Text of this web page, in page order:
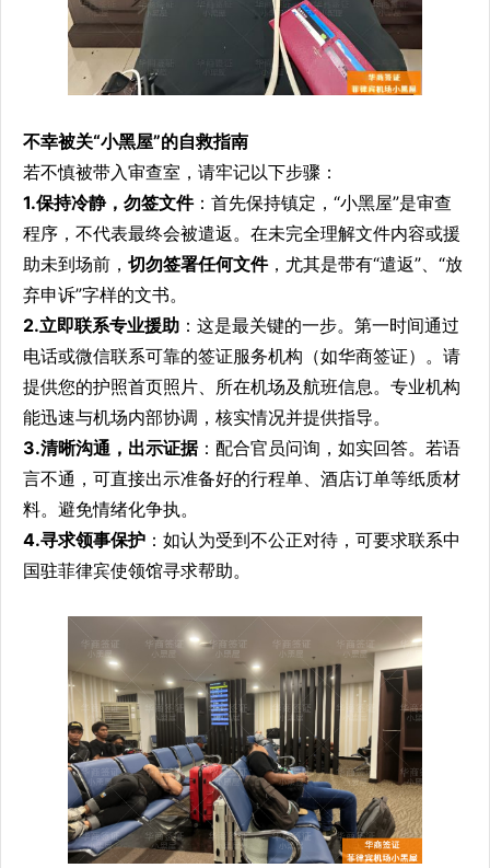
不幸被关“小黑屋”的自救指南
若不慎被带入审查室，请牢记以下步骤：
1.保持冷静，勿签文件：首先保持镇定，“小黑屋”是审查
程序，不代表最终会被遣返。在未完全理解文件内容或援
助未到场前， 切勿签署任何文件，尤其是带有“遣返”、“放
弃申诉”字样的文书。
2.立即联系专业援助 ：这是最关键的一步。第一时间通过
电话或微信联系可靠的签证服务机构（如华商签证）。请
提供您的护照首页照片、所在机场及航班信息。专业机构
能迅速与机场内部协调，核实情况并提供指导。
3.清晰沟通，出示证据：配合官员问询，如实回答。若语
言不通，可直接出示准备好的行程单、酒店订单等纸质材
料。避免情绪化争执。
4.寻求领事保护 ：如认为受到不公正对待，可要求联系中
国驻菲律宾使领馆寻求帮助。